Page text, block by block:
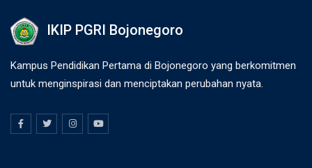
IKIP PGRI Bojonegoro
Kampus Pendidikan Pertama di Bojonegoro yang berkomitmen
untuk menginspirasi dan menciptakan perubahan nyata.